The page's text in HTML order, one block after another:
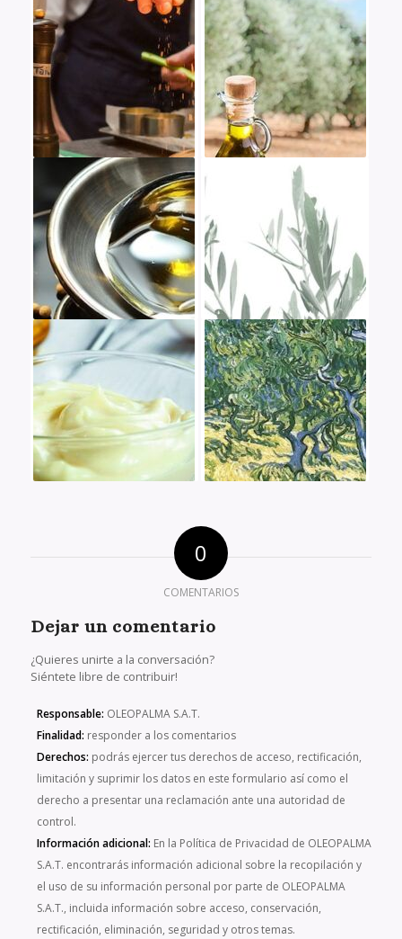
0
COMENTARIOS
Dejar un comentario
¿Quieres unirte a la conversación?
Siéntete libre de contribuir!
Responsable: OLEOPALMA S.A.T.
Finalidad: responder a los comentarios
Derechos: podrás ejercer tus derechos de acceso, rectificación,
limitación y suprimir los datos en este formulario así como el
derecho a presentar una reclamación ante una autoridad de
control.
Información adicional: En la Política de Privacidad de OLEOPALMA
S.A.T. encontrarás información adicional sobre la recopilación y
el uso de su información personal por parte de OLEOPALMA
S.A.T., incluida información sobre acceso, conservación,
rectificación, eliminación, seguridad y otros temas.